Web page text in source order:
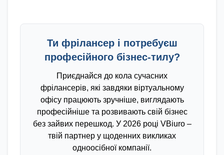
Ти фрілансер і потребуєш
професійного бізнес-тилу?
Приєднайся до кола сучасних
фрілансерів, які завдяки віртуальному
офісу працюють зручніше, виглядають
професійніше та розвивають свій бізнес
без зайвих перешкод. У 2026році VBiuro –
твій партнер у щоденних викликах
одноосібної компанії.